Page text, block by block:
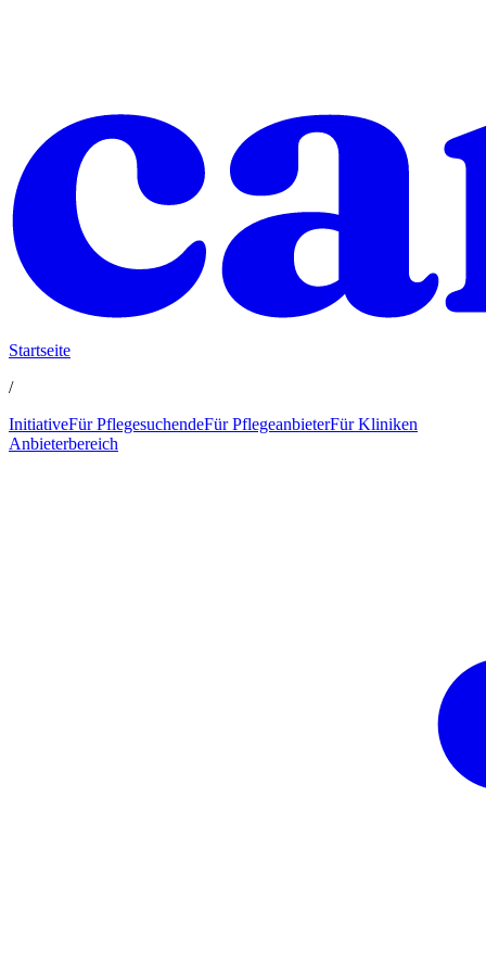
Startseite
/
InitiativeFür PflegesuchendeFür PflegeanbieterFür Kliniken
Anbieterbereich